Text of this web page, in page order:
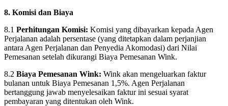
8. Komisi dan Biaya
8.1 Perhitungan Komisi: Komisi yang dibayarkan kepada Agen
Perjalanan adalah persentase (yang ditetapkan dalam perjanjian
antara Agen Perjalanan dan Penyedia Akomodasi) dari Nilai
Pemesanan setelah dikurangi Biaya Pemesanan Wink.
8.2 Biaya Pemesanan Wink: Wink akan mengeluarkan faktur
bulanan untuk Biaya Pemesanan 1,5%. Agen Perjalanan
bertanggung jawab menyelesaikan faktur ini sesuai syarat
pembayaran yang ditentukan oleh Wink.